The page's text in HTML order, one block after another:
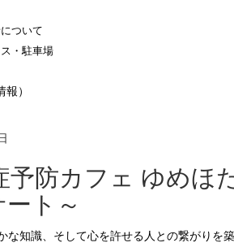
ついて
・駐車場
）
予防カフェ ゆめほ
ト～
な知識、そして心を許せる人との繋がりを